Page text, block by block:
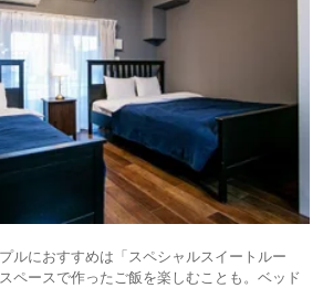
ルにおすすめは「スペシャルスイートルー
ペースで作ったご飯を楽しむことも。ベッド